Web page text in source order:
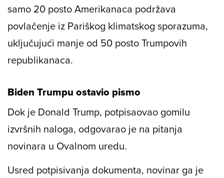
samo 20 posto Amerikanaca podržava
povlačenje iz Pariškog klimatskog sporazuma,
uključujući manje od 50 posto Trumpovih
republikanaca.
Biden Trumpu ostavio pismo
Dok je Donald Trump, potpisaovao gomilu
izvršnih naloga, odgovarao je na pitanja
novinara u Ovalnom uredu.
Usred potpisivanja dokumenta, novinar ga je